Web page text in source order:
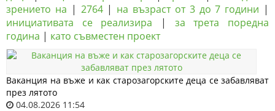
зрението на | 2764| на възраст от 3 до 7 години |
инициативата се реализира | за трета поредна
година | като съвместен проект
Ваканция на въже и как старозагорските деца се забавляват
през лятото
04.08.2026 11:54